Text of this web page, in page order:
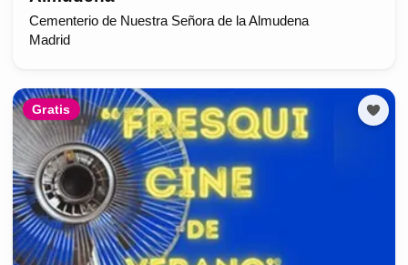
Cementerio de Nuestra Señora de la Almudena
Madrid
Gratis